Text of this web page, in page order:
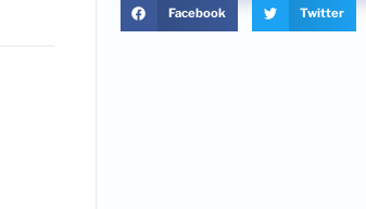
Facebook Twitter